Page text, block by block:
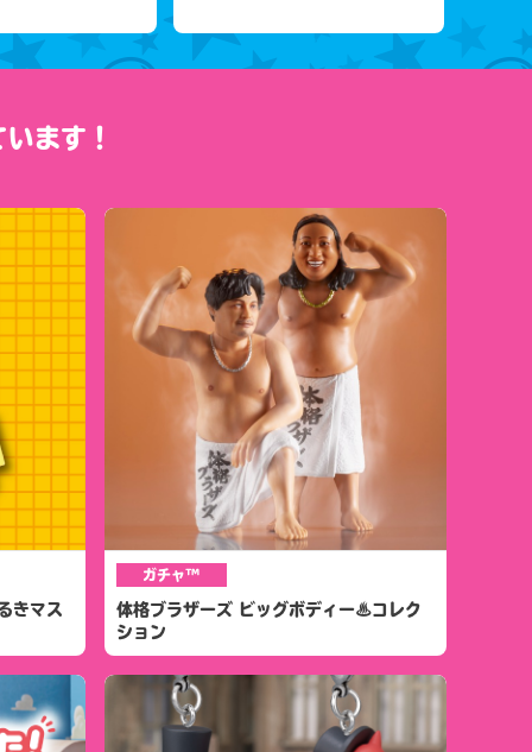
ます！
マス
ガチャ™
体格ブラザーズ ビッグボディー♨コレク
ション